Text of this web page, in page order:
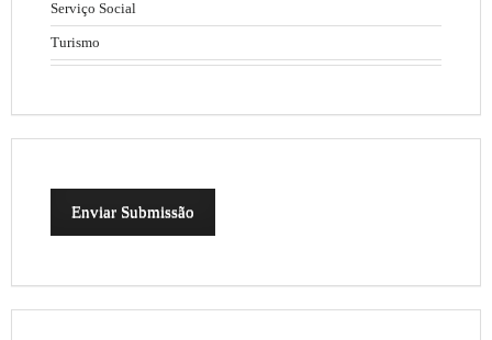
Serviço Social
Turismo
Enviar Submissão